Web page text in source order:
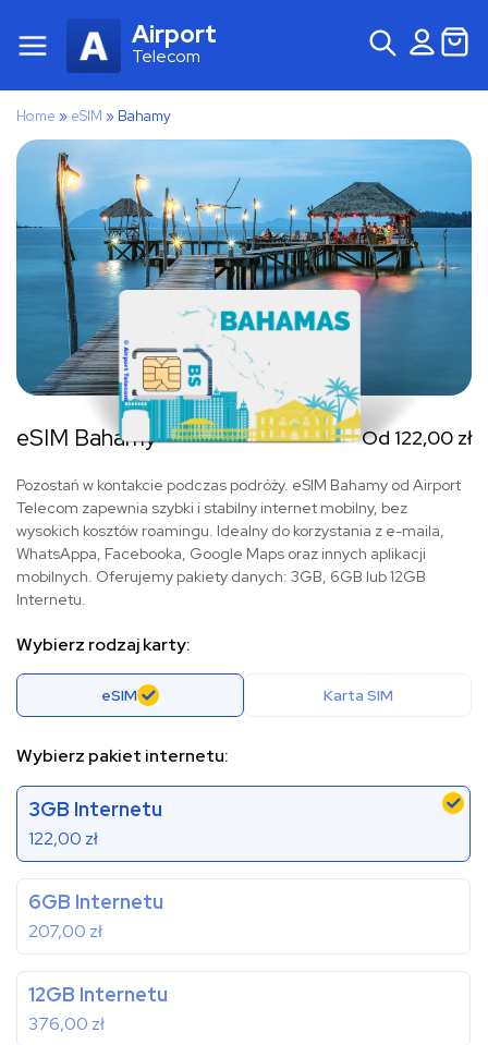
Airport
Telecom
Home » eSIM » Bahamy
eSIM Bahamy Od 122,00 zł
Pozostań w kontakcie podczas podróży. eSIM Bahamy od Airport
Telecom zapewnia szybki i stabilny internet mobilny, bez
wysokich kosztów roamingu. Idealny do korzystania z e-maila,
WhatsAppa, Facebooka, Google Maps oraz innych aplikacji
mobilnych. Oferujemy pakiety danych: 3GB, 6GB lub 12GB
Internetu.
Wybierz rodzaj karty:
eSIM Karta SIM
Wybierz pakiet internetu:
3GB Internetu
122,00 zł
6GB Internetu
207,00 zł
12GB Internetu
376,00 zł